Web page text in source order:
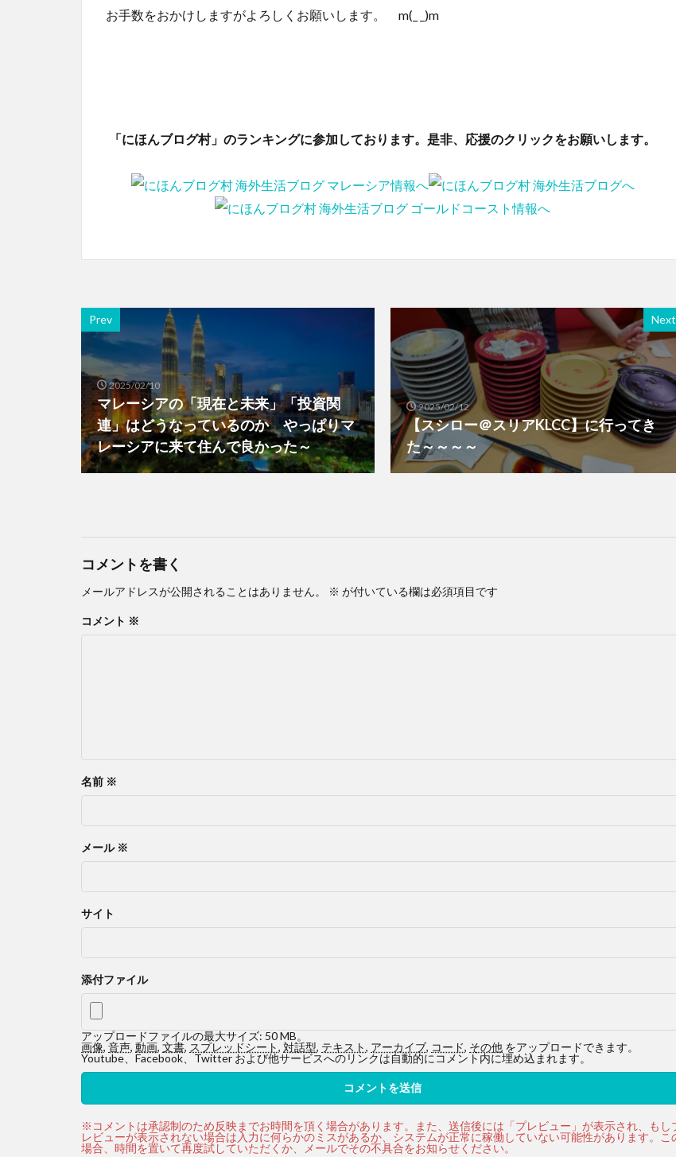
お手数をおかけしますがよろしくお願いします。 m(_ _)m
「にほんブログ村」のランキングに参加しております。是非、応援のクリックをお願いします。
Prev
2025/02/10
マレーシアの「現在と未来」「投資関
連」はどうなっているのか やっぱりマ
レーシアに来て住んで良かった～
Next
2025/02/12
【スシロー＠スリアKLCC】に行ってき
た～～～～
コメントを書く
メールアドレスが公開されることはありません。 ※ が付いている欄は必須項目です
コメント ※
名前 ※
メール ※
サイト
添付ファイル
アップロードファイルの最大サイズ: 50 MB。
画像, 音声, 動画, 文書, スプレッドシート, 対話型, テキスト, アーカイブ, コード, その他 をアップロードできます。
Youtube、Facebook、Twitter および他サービスへのリンクは自動的にコメント内に埋め込まれます。